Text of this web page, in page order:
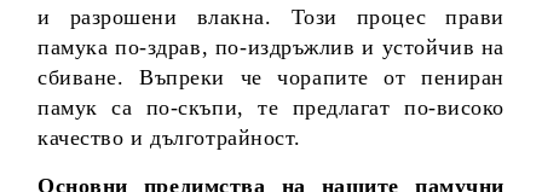
и разрошени влакна. Този процес прави
памука по-здрав, по-издръжлив и устойчив на
сбиване. Въпреки че чорапите от пениран
памук са по-скъпи, те предлагат по-високо
качество и дълготрайност.
Основни предимства на нашите памучни